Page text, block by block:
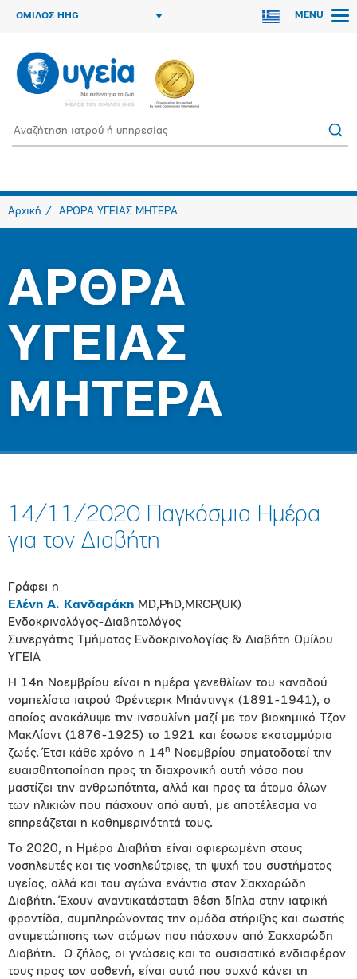
ΟΜΙΛΟΣ HHG MENU
Αρχική ΑΡΘΡΑ ΥΓΕΙΑΣ ΜΗΤΕΡΑ
ΑΡΘΡΑ
ΥΓΕΙΑΣ
ΜΗΤΕΡΑ
14/11/2020 Παγκόσμια Ημέρα
για τον Διαβήτη
Γράφει η
Ελένη Α. Κανδαράκη MD,PhD,MRCP(UK)
Ενδοκρινολόγος-Διαβητολόγος
Συνεργάτης Τμήματος Ενδοκρινολογίας & Διαβήτη Ομίλου
ΥΓΕΙΑ
Η 14η Νοεμβρίου είναι η ημέρα γενεθλίων του καναδού
νομπελίστα ιατρού Φρέντερικ Μπάντινγκ (1891-1941), ο
οποίος ανακάλυψε την ινσουλίνη μαζί με τον βιοχημικό Τζον
ΜακΛίοντ (1876-1925) το 1921 και έσωσε εκατομμύρια
ζωές. Έτσι κάθε χρόνο η 14η
Νοεμβρίου σηματοδοτεί την
ευαισθητοποίηση προς τη διαχρονική αυτή νόσο που
μαστίζει την ανθρωπότητα, αλλά και προς τα άτομα όλων
των ηλικιών που πάσχουν από αυτή, με αποτέλεσμα να
επηρεάζεται η καθημερινότητά τους.
Το 2020, η Ημέρα Διαβήτη είναι αφιερωμένη στους
νοσηλευτές και τις νοσηλεύτριες, τη ψυχή του συστήματος
υγείας, αλλά και του αγώνα ενάντια στον Σακχαρώδη
Διαβήτη. Έχουν αναντικατάστατη θέση δίπλα στην ιατρική
φροντίδα, συμπληρώνοντας την ομάδα στήριξης και σωστής
αντιμετώπισης των ατόμων που πάσχουν από Σακχαρώδη
Διαβήτη. Ο ζήλος, οι γνώσεις και το ουσιαστικό ενδιαφέρον
τους προς τον ασθενή, είναι αυτό που συχνά κάνει τη